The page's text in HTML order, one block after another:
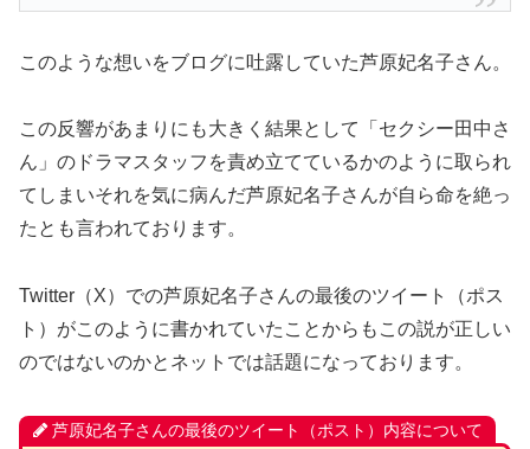
このような想いをブログに吐露していた芦原妃名子さん。
この反響があまりにも大きく結果として「セクシー田中さ
ん」のドラマスタッフを責め立てているかのように取られ
てしまいそれを気に病んだ芦原妃名子さんが自ら命を絶っ
たとも言われております。
Twitter（X）での芦原妃名子さんの最後のツイート（ポス
ト）がこのように書かれていたことからもこの説が正しい
のではないのかとネットでは話題になっております。
芦原妃名子さんの最後のツイート（ポスト）内容について